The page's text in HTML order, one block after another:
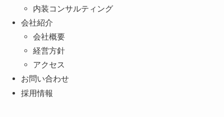
内装コンサルティング
会社紹介
会社概要
経営方針
アクセス
お問い合わせ
採用情報